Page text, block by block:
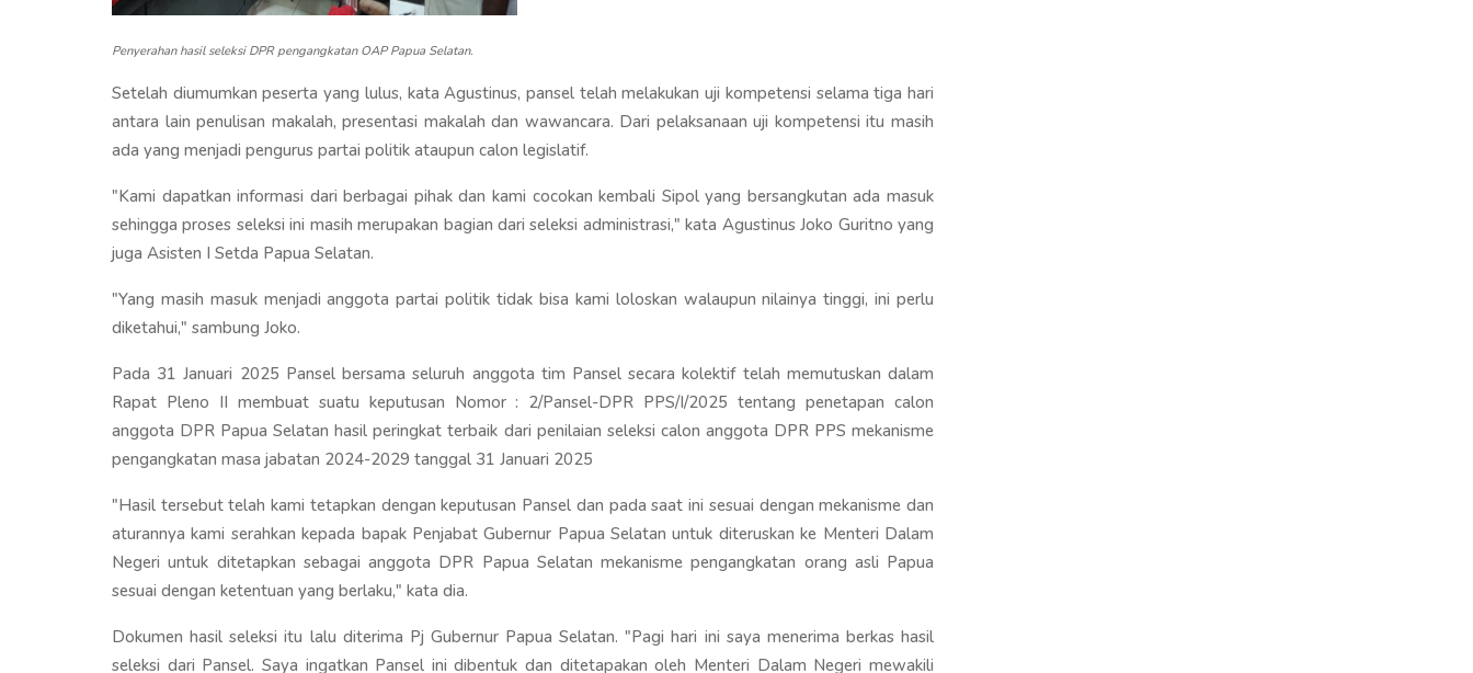
Penyerahan hasil seleksi DPR pengangkatan OAP Papua Selatan.
Setelah diumumkan peserta yang lulus, kata Agustinus, pansel telah melakukan uji kompetensi selama tiga hari
antara lain penulisan makalah, presentasi makalah dan wawancara. Dari pelaksanaan uji kompetensi itu masih
ada yang menjadi pengurus partai politik ataupun calon legislatif.
"Kami dapatkan informasi dari berbagai pihak dan kami cocokan kembali Sipol yang bersangkutan ada masuk
sehingga proses seleksi ini masih merupakan bagian dari seleksi administrasi," kata Agustinus Joko Guritno yang
juga Asisten I Setda Papua Selatan.
"Yang masih masuk menjadi anggota partai politik tidak bisa kami loloskan walaupun nilainya tinggi, ini perlu
diketahui," sambung Joko.
Pada 31 Januari 2025 Pansel bersama seluruh anggota tim Pansel secara kolektif telah memutuskan dalam
Rapat Pleno II membuat suatu keputusan Nomor : 2/Pansel-DPR PPS/I/2025 tentang penetapan calon
anggota DPR Papua Selatan hasil peringkat terbaik dari penilaian seleksi calon anggota DPR PPS mekanisme
pengangkatan masa jabatan 2024-2029 tanggal 31 Januari 2025
"Hasil tersebut telah kami tetapkan dengan keputusan Pansel dan pada saat ini sesuai dengan mekanisme dan
aturannya kami serahkan kepada bapak Penjabat Gubernur Papua Selatan untuk diteruskan ke Menteri Dalam
Negeri untuk ditetapkan sebagai anggota DPR Papua Selatan mekanisme pengangkatan orang asli Papua
sesuai dengan ketentuan yang berlaku," kata dia.
Dokumen hasil seleksi itu lalu diterima Pj Gubernur Papua Selatan. "Pagi hari ini saya menerima berkas hasil
seleksi dari Pansel. Saya ingatkan Pansel ini dibentuk dan ditetapakan oleh Menteri Dalam Negeri mewakili